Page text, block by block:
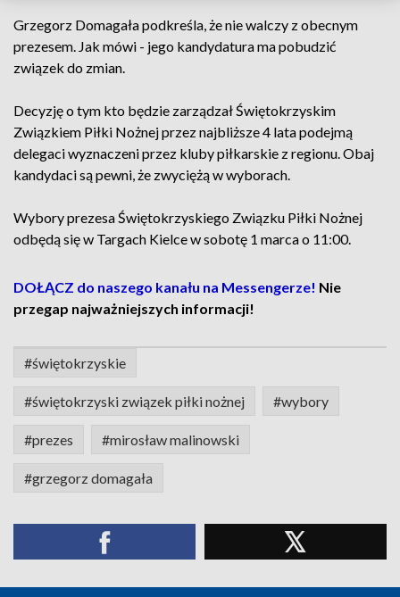
Grzegorz Domagała podkreśla, że nie walczy z obecnym
prezesem. Jak mówi - jego kandydatura ma pobudzić
związek do zmian.
Decyzję o tym kto będzie zarządzał Świętokrzyskim
Związkiem Piłki Nożnej przez najbliższe 4 lata podejmą
delegaci wyznaczeni przez kluby piłkarskie z regionu. Obaj
kandydaci są pewni, że zwyciężą w wyborach.
Wybory prezesa Świętokrzyskiego Związku Piłki Nożnej
odbędą się w Targach Kielce w sobotę 1 marca o 11:00.
DOŁĄCZ do naszego kanału na Messengerze! Nie
przegap najważniejszych informacji!
#świętokrzyskie
#świętokrzyski związek piłki nożnej #wybory
#prezes #mirosław malinowski
#grzegorz domagała